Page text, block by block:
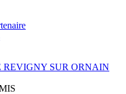
REVIGNY SUR ORNAIN